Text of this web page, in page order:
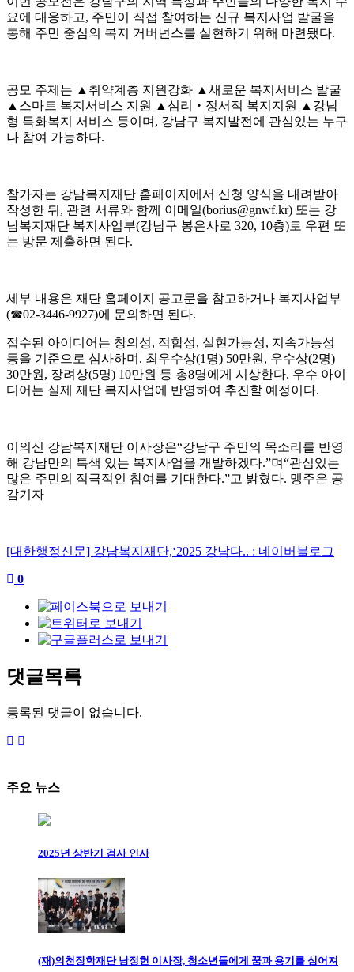
요에 대응하고, 주민이 직접 참여하는 신규 복지사업 발굴을
통해 주민 중심의 복지 거버넌스를 실현하기 위해 마련됐다.
공모 주제는 ▲ 취약계층 지원강화 ▲ 새로운 복지서비스 발굴
▲ 스마트 복지서비스 지원 ▲ 심리 ‧ 정서적 복지지원 ▲ 강남
형 특화복지 서비스 등이며 , 강남구 복지발전에 관심있는 누구
나 참여 가능하다.
참가자는 강남복지재단 홈페이지에서 신청 양식을 내려받아
작성한 뒤 , 관련 서류와 함께 이메일(borius@gnwf.kr) 또는 강
남복지재단 복지사업부(강남구 봉은사로 320, 10층)로 우편 또
는 방문 제출하면 된다.
세부 내용은 재단 홈페이지 공고문을 참고하거나 복지사업부
(☎02-3446-9927)에 문의하면 된다.
접수된 아이디어는 창의성, 적합성, 실현가능성, 지속가능성
등을 기준으로 심사하며 , 최우수상(1 명) 50만원 , 우수상(2명)
30만원 , 장려상(5명) 10만원 등 총8명에게 시상한다. 우수 아이
디어는 실제 재단 복지사업에 반영하여 추진할 예정이다.
이의신 강남복지재단 이사장은“강남구 주민의 목소리를 반영
해 강남만의 특색 있는 복지사업을 개발하겠다.”며“관심있는
많은 주민의 적극적인 참여를 기대한다.”고 밝혔다. 맹주은 공
감기자
[대한행정신문] 강남복지재단,‘2025 강남다.. : 네이버블로그
0
댓글목록
등록된 댓글이 없습니다.
주요 뉴스
2025년 상반기 검사 인사
(재)의천장학재단 남정헌 이사장, 청소년들에게 꿈과 용기를 심어져